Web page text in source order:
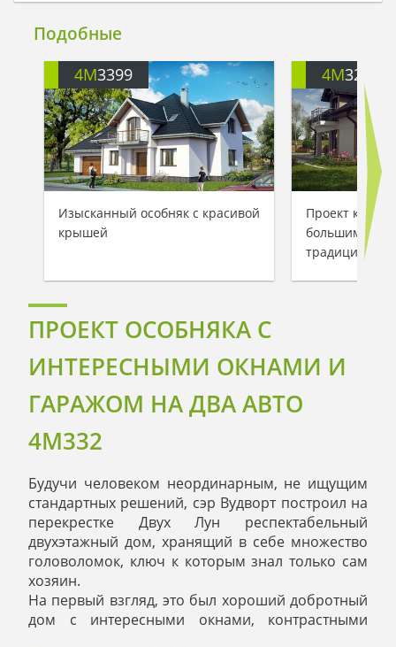
Подобные
4M3399
Изысканный особняк с красивой
крышей
4M326
Проект
большим
ПРОЕКТ ОСОБНЯКА С
ИНТЕРЕСНЫМИ ОКНАМИ И
ГАРАЖОМ НА ДВА АВТО
4M332
Будучи человеком неординарным, не ищущим
стандартных решений, сэр Вудворт построил на
перекрестке Двух Лун респектабельный
двухэтажный дом, хранящий в себе множество
головоломок, ключ к которым знал только сам
хозяин.
На первый взгляд, это был хороший добротный
дом с интересными окнами, контрастными